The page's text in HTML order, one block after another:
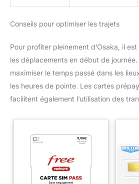
Conseils pour optimiser les trajets
Pour profiter pleinement d’Osaka, il
les déplacements en début de
maximiser le temps passé dans les
les heures de pointe. Les cartes
facilitent également l’utilisation des